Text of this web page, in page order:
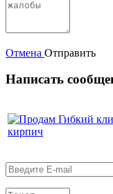
Отмена Отправить
Написать